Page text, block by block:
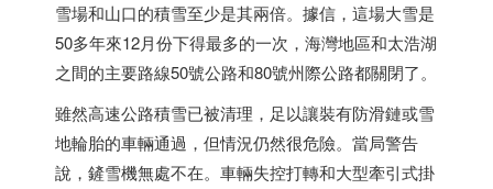
雪場和山口的積雪至少是其兩倍。據信，這場大雪是
50多年來12月份下得最多的一次，海灣地區和太浩湖
之間的主要路線50號公路和80號州際公路都關閉了。
雖然高速公路積雪已被清理，足以讓裝有防滑鏈或雪
地輪胎的車輛通過，但情況仍然很危險。當局警告
說，鏟雪機無處不在。車輛失控打轉和大型牽引式掛